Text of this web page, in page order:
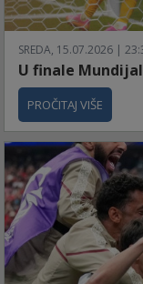
SREDA, 15.07.2026 |
U finale
PROČITAJ VIŠE